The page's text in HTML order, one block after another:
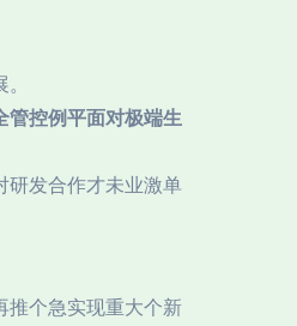
管控例平面对极端生
研发合作才未业激单
推个急实现重大个新